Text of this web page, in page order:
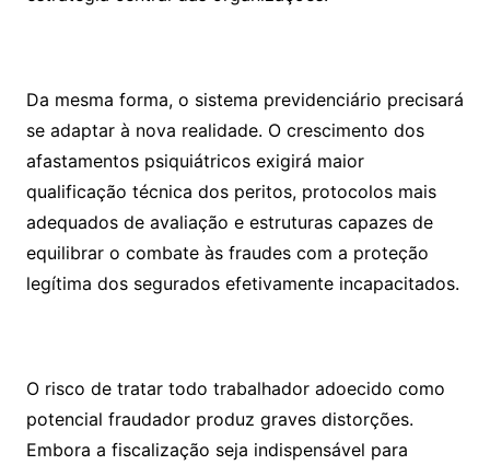
Da mesma forma, o sistema previdenciário precisará
se adaptar à nova realidade. O crescimento dos
afastamentos psiquiátricos exigirá maior
qualificação técnica dos peritos, protocolos mais
adequados de avaliação e estruturas capazes de
equilibrar o combate às fraudes com a proteção
legítima dos segurados efetivamente incapacitados.
O risco de tratar todo trabalhador adoecido como
potencial fraudador produz graves distorções.
Embora a fiscalização seja indispensável para